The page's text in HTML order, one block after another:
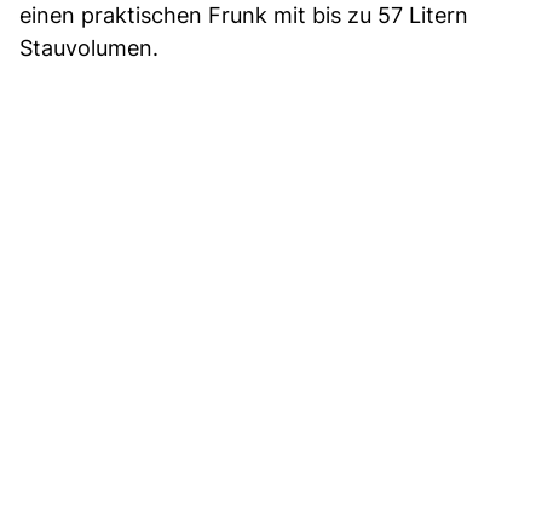
einen praktischen Frunk mit bis zu 57 Litern
Stauvolumen.